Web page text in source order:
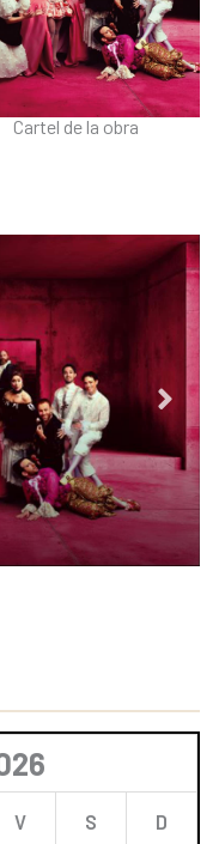
Cartel de la obra
V S
D